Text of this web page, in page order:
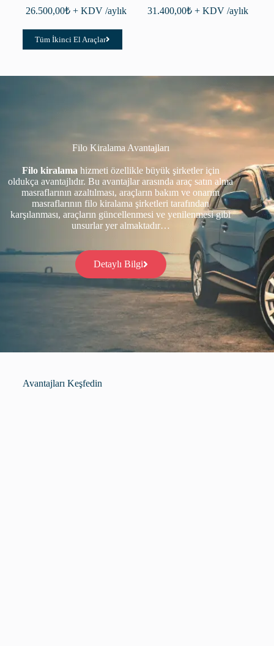
26.500,00₺ + KDV /aylık
31.400,00₺+ KDV /aylık
Tüm İkinci El Araçlar
Filo Kiralama Avantajları
Filo kiralama hizmeti özellikle büyük şirketler için
oldukça avantajlıdır. Bu avantajlar arasında araç satın alma
masraflarının azaltılması, araçların bakım ve onarım
masraflarının filo kiralama şirketleri tarafından
karşılanması, araçların güncellenmesi ve yenilenmesi gibi
unsurlar yer almaktadır…
Detaylı Bilgi
Avantajları Keşfedin